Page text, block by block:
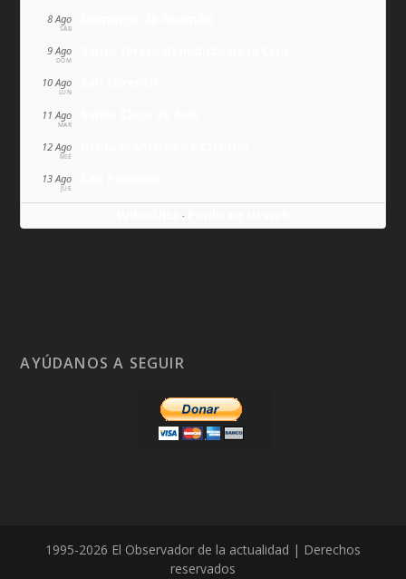
8 Ago
SÁB
9 Ago
DOM
10 Ago
LUN
11 Ago
MAR
12 Ago
MIÉ
13 Ago
JUE
·
AYÚDANOS A SEGUIR
1995-2026 El Observador de la actualidad | Derechos
reservados